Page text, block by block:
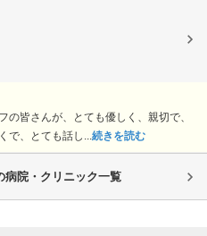
の皆さんが、とても優しく、親切で、
で、とても話し... 続きを読む
病院・クリニック一覧